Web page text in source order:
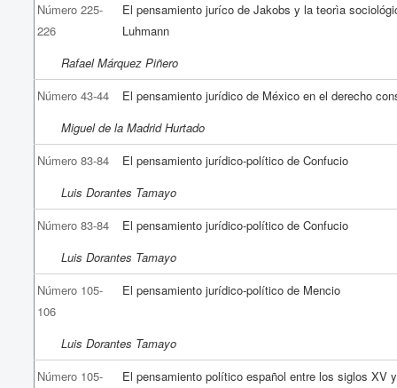
Número 225-
226
El pensamiento juríco de Jakobs y la teorìa
Luhmann
Rafael Márquez Piñero
Número 43-44
El pensamiento jurídico de México en el derecho
Miguel de la Madrid Hurtado
Número 83-84
El pensamiento jurídico-político de Confucio
Luis Dorantes Tamayo
Número 83-84
El pensamiento jurídico-político de Confucio
Luis Dorantes Tamayo
Número 105-
106
El pensamiento jurídico-político de Mencio
Luis Dorantes Tamayo
Número 105-
El pensamiento político español entre los siglos XV